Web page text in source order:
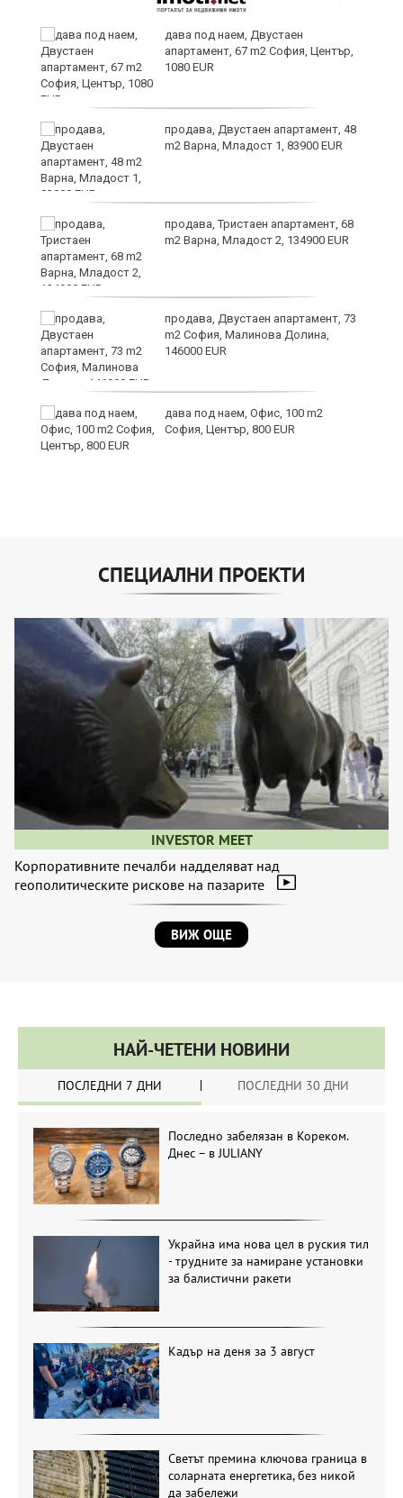
дава под наем, Двустаен
апартамент, 67 m2 София, Център,
1080 EUR
продава, Двустаен апартамент, 48
m2 Варна, Младост 1, 83900 EUR
продава, Тристаен апартамент, 68
m2 Варна, Младост 2, 134900 EUR
продава, Двустаен апартамент, 73
m2 София, Малинова Долина,
146000 EUR
дава под наем, Офис, 100 m2
София, Център, 800 EUR
СПЕЦИАЛНИ ПРОЕКТИ
INVESTOR MEET
Корпоративните печалби надделяват над
геополитическите рискове на пазарите
ВИЖ ОЩЕ
НАЙ-ЧЕТЕНИ НОВИНИ
ПОСЛЕДНИ 7 ДНИ ПОСЛЕДНИ 30 ДНИ
Последно забелязан в Кореком.
Днес – в JULIANY
Украйна има нова цел в руския тил
- трудните за намиране установки
за балистични ракети
Кадър на деня за 3 август
Светът премина ключова граница в
соларната енергетика, без никой
да забележи